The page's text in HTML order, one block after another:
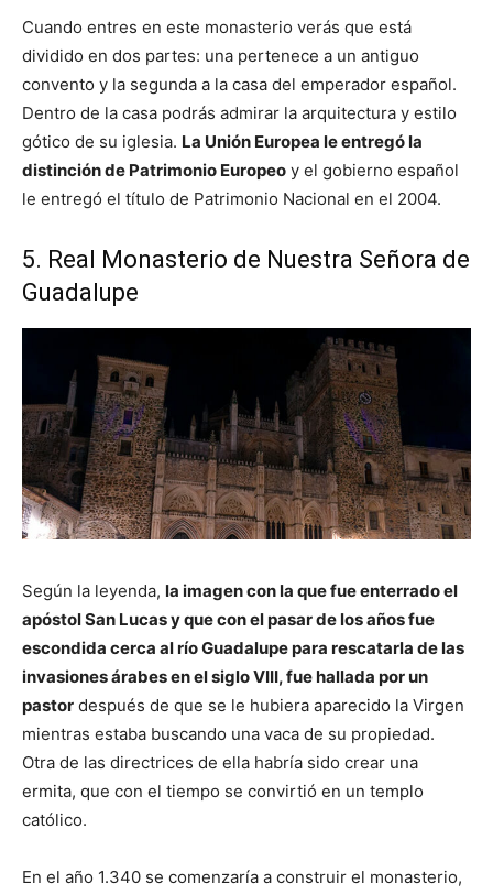
Cuando entres en este monasterio verás que está
dividido en dos partes: una pertenece a un antiguo
convento y la segunda a la casa del emperador español.
Dentro de la casa podrás admirar la arquitectura y estilo
gótico de su iglesia. La Unión Europea le entregó la
distinción de Patrimonio Europeo y el gobierno español
le entregó el título de Patrimonio Nacional en el 2004.
5. Real Monasterio de Nuestra Señora de
Guadalupe
Según la leyenda, la imagen con la que fue enterrado el
apóstol San Lucas y que con el pasar de los años fue
escondida cerca al río Guadalupe para rescatarla de las
invasiones árabes en el siglo VIII, fue hallada por un
pastor después de que se le hubiera aparecido la Virgen
mientras estaba buscando una vaca de su propiedad.
Otra de las directrices de ella habría sido crear una
ermita, que con el tiempo se convirtió en un templo
católico.
En el año 1.340 se comenzaría a construir el monasterio,